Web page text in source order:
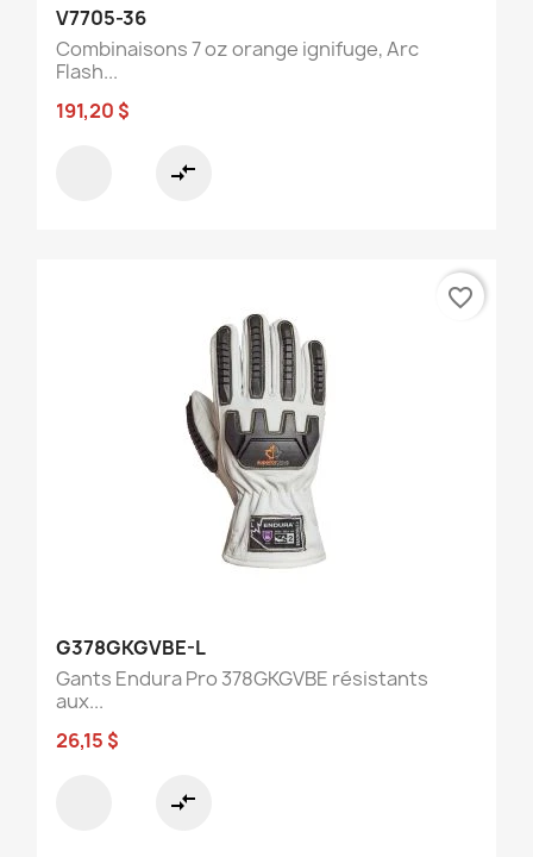
V7705-36
Combinaisons 7 oz orange ignifuge, Arc
Flash...
191,20 $
compare_arrows
G378GKGVBE-L
Gants Endura Pro 378GKGVBE résistants
aux...
26,15 $
compare_arrows
favorite_border